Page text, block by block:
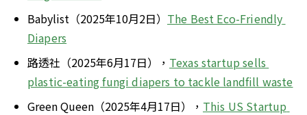
Babylist（2025年10月2日） The Best Eco-Friendly
Diapers
路透社（2025年6月17日）， Texas startup sells
plastic-eating fungi diapers to tackle landfill waste
Green Queen（2025年4月17日）， This US Startup